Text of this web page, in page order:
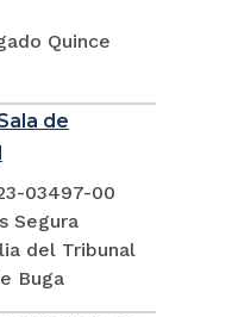
Quince
de
03497-00
Segura
del Tribunal
Buga